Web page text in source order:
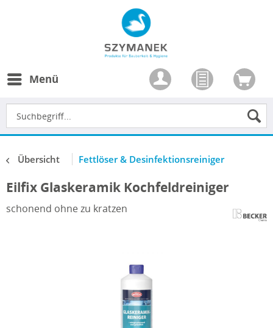
Menü
Übersicht Fettlöser & Desinfektionsreiniger
Eilfix Glaskeramik Kochfeldreiniger
schonend ohne zu kratzen